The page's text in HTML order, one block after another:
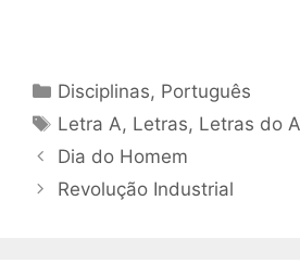
Categorias
Disciplinas, Português
Tags
Letra A, Letras, Letras do
Dia do Homem
Revolução Industrial